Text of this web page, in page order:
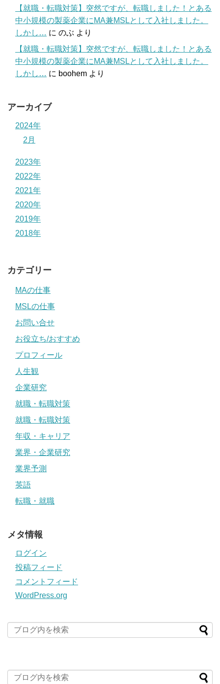
【就職・転職対策】突然ですが、転職しました！とある
中小規模の製薬企業にMA兼MSLとして入社しました。
しかし… に のぶ より
【就職・転職対策】突然ですが、転職しました！とある
中小規模の製薬企業にMA兼MSLとして入社しました。
しかし… に boohem より
アーカイブ
2024年
2月
2023年
2022年
2021年
2020年
2019年
2018年
カテゴリー
MAの仕事
MSLの仕事
お問い合せ
お役立ち/おすすめ
プロフィール
人生観
企業研究
就職・転職対策
就職・転職対策
年収・キャリア
業界・企業研究
業界予測
英語
転職・就職
メタ情報
ログイン
投稿フィード
コメントフィード
WordPress.org